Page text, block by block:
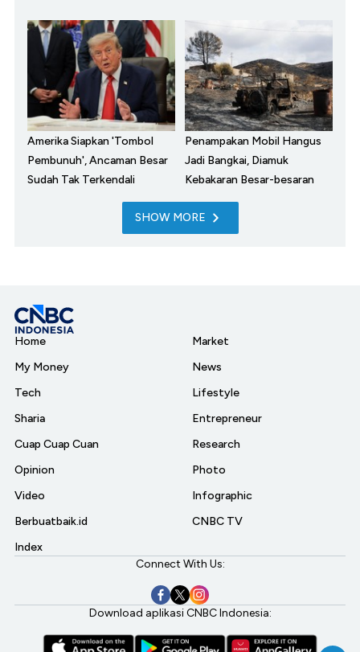
Amerika Siapkan 'Tombol
Pembunuh', Ancaman Besar
Sudah Tak Terkendali
Penampakan Mobil Hangus
Jadi Bangkai, Diamuk
Kebakaran Besar-besaran
SHOW MORE
Home
My Money
Tech
Sharia
Cuap Cuap Cuan
Opinion
Video
Berbuatbaik.id
Index
Market
News
Lifestyle
Entrepreneur
Research
Photo
Infographic
CNBC TV
Connect With Us:
Download aplikasi CNBC Indonesia: